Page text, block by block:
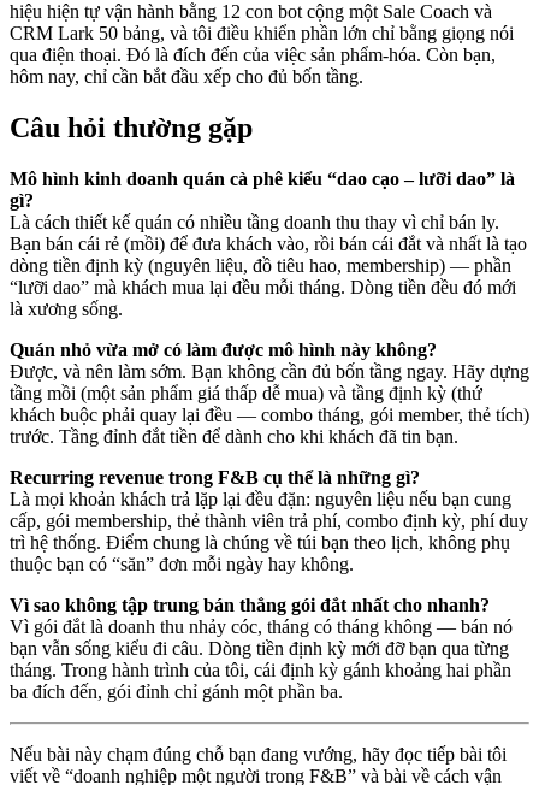
hiệu hiện tự vận hành bằng 12 con bot cộng một Sale Coach và
CRM Lark 50 bảng, và tôi điều khiển phần lớn chỉ bằng giọng nói
qua điện thoại. Đó là đích đến của việc sản phẩm-hóa. Còn bạn,
hôm nay, chỉ cần bắt đầu xếp cho đủ bốn tầng.
Câu hỏi thường gặp
Mô hình kinh doanh quán cà phê kiểu “dao cạo – lưỡi dao” là
gì?
Là cách thiết kế quán có nhiều tầng doanh thu thay vì chỉ bán ly.
Bạn bán cái rẻ (mồi) để đưa khách vào, rồi bán cái đắt và nhất là tạo
dòng tiền định kỳ (nguyên liệu, đồ tiêu hao, membership) — phần
“lưỡi dao” mà khách mua lại đều mỗi tháng. Dòng tiền đều đó mới
là xương sống.
Quán nhỏ vừa mở có làm được mô hình này không?
Được, và nên làm sớm. Bạn không cần đủ bốn tầng ngay. Hãy dựng
tầng mồi (một sản phẩm giá thấp dễ mua) và tầng định kỳ (thứ
khách buộc phải quay lại đều — combo tháng, gói member, thẻ tích)
trước. Tầng đỉnh đắt tiền để dành cho khi khách đã tin bạn.
Recurring revenue trong F&B cụ thể là những gì?
Là mọi khoản khách trả lặp lại đều đặn: nguyên liệu nếu bạn cung
cấp, gói membership, thẻ thành viên trả phí, combo định kỳ, phí duy
trì hệ thống. Điểm chung là chúng về túi bạn theo lịch, không phụ
thuộc bạn có “săn” đơn mỗi ngày hay không.
Vì sao không tập trung bán thẳng gói đắt nhất cho nhanh?
Vì gói đắt là doanh thu nhảy cóc, tháng có tháng không — bán nó
bạn vẫn sống kiểu đi câu. Dòng tiền định kỳ mới đỡ bạn qua từng
tháng. Trong hành trình của tôi, cái định kỳ gánh khoảng hai phần
ba đích đến, gói đỉnh chỉ gánh một phần ba.
Nếu bài này chạm đúng chỗ bạn đang vướng, hãy đọc tiếp bài tôi
viết về “doanh nghiệp một người trong F&B” và bài về cách vận